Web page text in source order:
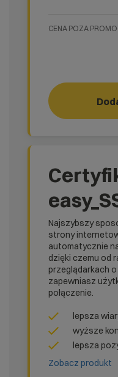
CENA POZA
Najszybszy
strony
automatycznie
dzięki czemu od
przeglądarkach
zapewniasz
połączenie.
lepsza
wyższe
lepsza
Zobacz produkt